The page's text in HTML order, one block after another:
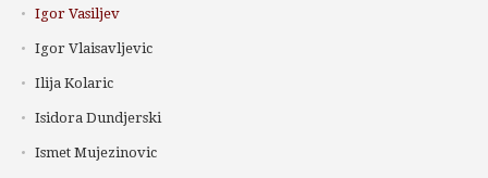
Igor Vasiljev
Igor Vlaisavljevic
Ilija Kolaric
Isidora Dundjerski
Ismet Mujezinovic